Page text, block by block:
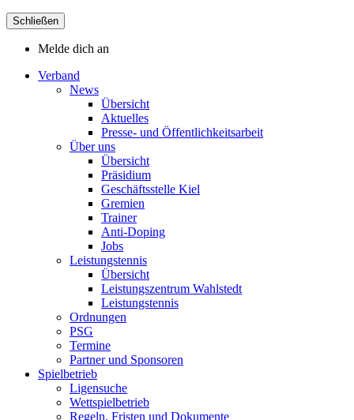
Schließen
Melde dich an
Verband
News
Übersicht
Aktuelles
Presse- und Öffentlichkeitsarbeit
Über uns
Übersicht
Präsidium
Geschäftsstelle Kiel
Gremien
Trainer
Anti-Doping
Jobs
Leistungstennis
Übersicht
Leistungszentrum Wahlstedt
Leistungstennis
Ordnungen
PSG
Termine
Partner und Sponsoren
Spielbetrieb
Ligensuche
Wettspielbetrieb
Regeln, Fristen und Dokumente